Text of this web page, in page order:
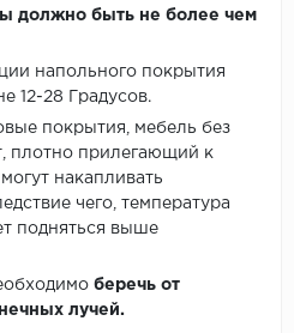
должно быть не более чем
напольного покрытия
12-28 Градусов.
покрытия, мебель без
плотно прилегающий к
накапливать
чего, температура
подняться выше
беречь от
лучей.